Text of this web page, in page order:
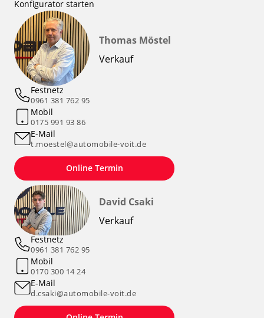
Konfigurator starten
Thomas Möstel
Verkauf
Festnetz
0961 381 762 95
Mobil
0175 991 93 86
E-Mail
t.moestel@automobile-voit.de
Online Termin
David Csaki
Verkauf
Festnetz
0961 381 762 95
Mobil
0170 300 14 24
E-Mail
d.csaki@automobile-voit.de